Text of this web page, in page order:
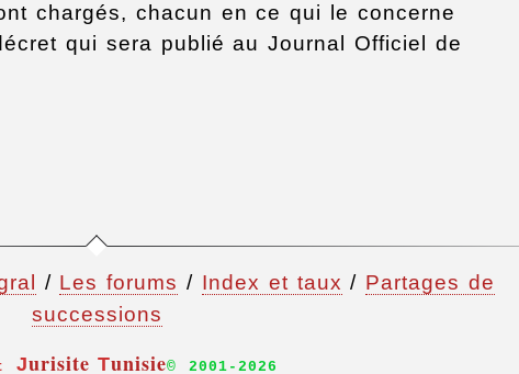
chargés, chacun en ce qui le concerne
qui sera publié au Journal Officiel de
/ Les forums / Index et taux / Partages de
successions
JurisiteTunisie© 2001-2026